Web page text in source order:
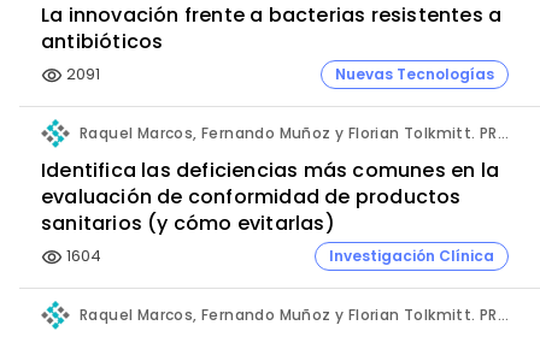
La innovación frente a bacterias resistentes a
antibióticos
visibility 2091 Nuevas Tecnologías
Raquel Marcos, Fernando Muñoz y Florian Tolkmitt. PRO-LIANCE GLOBAL SOLUTIONS GmbH.
Identifica las deficiencias más comunes en la
evaluación de conformidad de productos
sanitarios (y cómo evitarlas)
visibility 1604 Investigación Clínica
Raquel Marcos, Fernando Muñoz y Florian Tolkmitt. PRO-LIANCE GLOBAL SOLUTIONS GmbH.